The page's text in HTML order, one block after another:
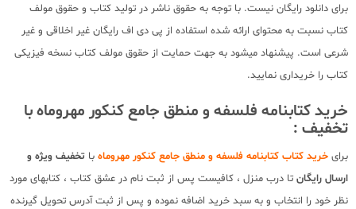
برای دانلود رایگان نیست. با توجه به حقوق ناشر در تولید کتاب و حقوق مولف
کتاب نسبت به محتوای ارائه شده استفاده از پی دی اف رایگان غیر اخلاقی و غیر
شرعی است. پیشنهاد میشود به جهت حمایت از حقوق مولف کتاب نسخه فیزیکی
کتاب را خریداری نمایید.
خرید کتابنامه فلسفه و منطق جامع کنکور مهروماه با
تخفیف :
برای خرید کتاب کتابنامه فلسفه و منطق جامع کنکور مهروماه با تخفیف ویژه و
ارسال رایگان تا درب منزل ، کافیست پس از ثبت نام در عشق کتاب ، کتابهای مورد
نظر خود را انتخاب و به سبد خرید اضافه نموده و پس از ثبت آدرس تحویل گیرنده